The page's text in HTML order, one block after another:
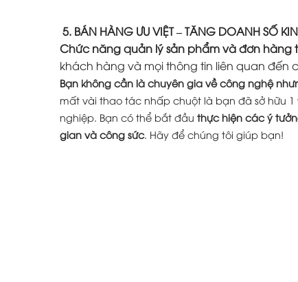
5. BÁN HÀNG ƯU VIỆT – TĂNG DOANH SỐ
Chức năng quản lý sản phẩm và đơn hàng
khách hàng và mọi thông tin liên quan
Bạn không cần là chuyên gia về công nghệ
mất vài thao tác nhấp chuột là bạn đã sở hữu
nghiệp. Bạn có thể bắt đầu thực hiện các ý
gian và công sức. Hãy để chúng tôi giúp bạn!